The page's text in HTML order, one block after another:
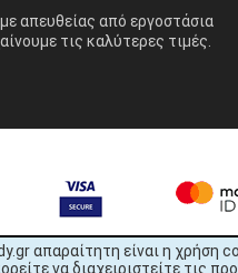
απαραίτητη είναι η
να διαχειριστείτε τις
απευθείας από εργοστάσια
τις καλύτερες τιμές.